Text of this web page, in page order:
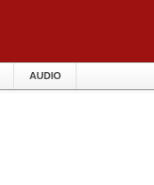
AUDIO